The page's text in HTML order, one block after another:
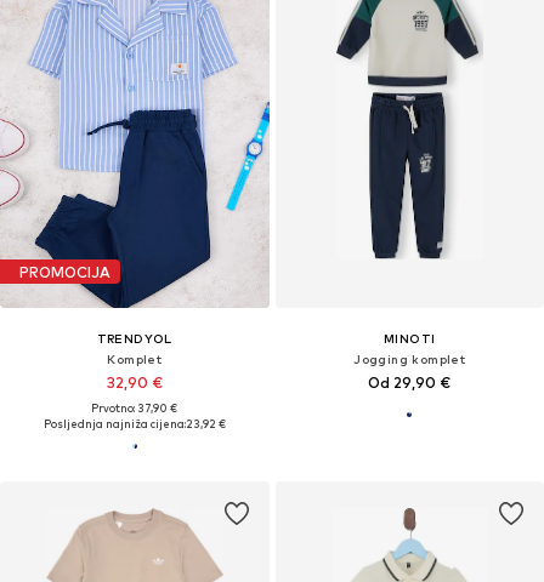
PROMOCIJA
TRENDYOL
Komplet
32,90 €
Prvotno: 37,90 €
Posljednja najniža cijena:23,92 €
MINOTI
Jogging komplet
Od 29,90 €